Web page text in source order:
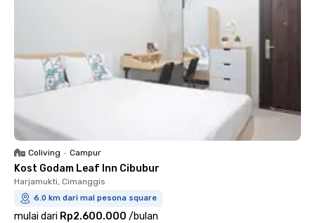
Coliving • Campur
Kost Godam Leaf Inn Cibubur
Harjamukti, Cimanggis
6.0 km dari mal pesona square
mulai dari Rp2.600.000 /bulan